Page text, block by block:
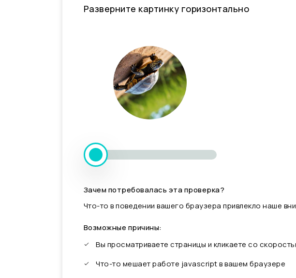
Разверните картинку горизонтально
Зачем потребовалась эта проверка?
Что-то в поведении вашего браузера привлекло наше
Возможные причины:
Вы просматриваете страницы и кликаете со
Что-то мешает работе javascript в вашем браузере